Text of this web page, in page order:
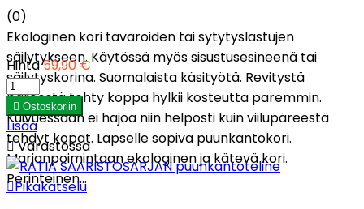
(0)
Ekologinen kori tavaroiden tai sytytyslastujen
säilytykseen. Käytössä myös sisustusesineenä tai
säilytyskorina. Suomalaista käsityötä. Revitystä
päreestä tehty koppa hylkii kosteutta paremmin.
Kuivuessaan ei hajoa niin helposti kuin viilupäreestä
tehdyt kopat. Lapselle sopiva puunkantokori.
Marjanpoimintaan ekologinen ja kätevä kori.
Perinteinen...
Hinta59,90 €
 Ostoskoriin
Lisää
Varastossa
Pikakatselu